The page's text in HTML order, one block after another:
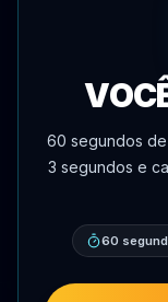
60 segundos
3 segundos e
60